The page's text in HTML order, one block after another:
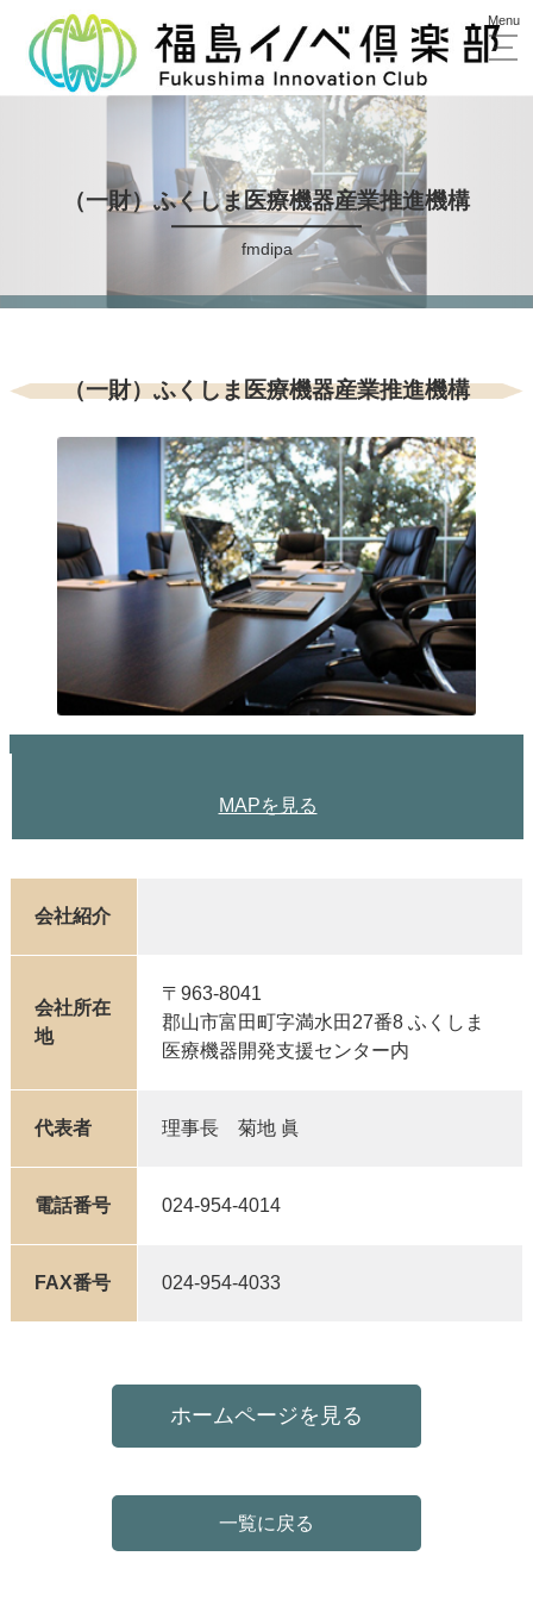
（一財）ふくしま医療機器産業推進機構
fmdipa
（一財）ふくしま医療機器産業推進機構
MAPを見る
会社紹介
会社所在
地
〒963-8041
郡山市富田町字満水田27番8 ふくしま
医療機器開発支援センター内
代表者 理事長 菊地 眞
電話番号 024-954-4014
FAX番号 024-954-4033
ホームページを見る
一覧に戻る